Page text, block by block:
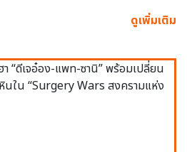
ดูเพิ่มเติม